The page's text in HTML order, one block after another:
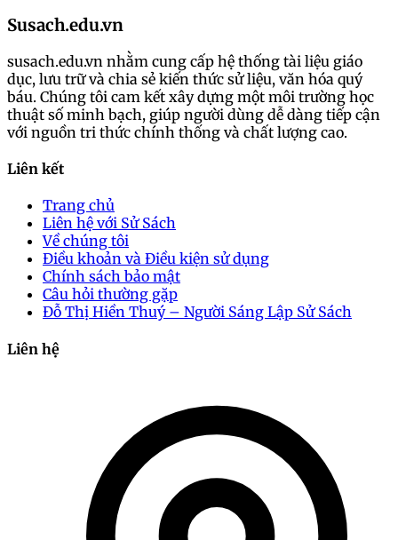
Susach.edu.vn
susach.edu.vn nhằm cung cấp hệ thống tài liệu giáo
dục, lưu trữ và chia sẻ kiến thức sử liệu, văn hóa quý
báu. Chúng tôi cam kết xây dựng một môi trường học
thuật số minh bạch, giúp người dùng dễ dàng tiếp cận
với nguồn tri thức chính thống và chất lượng cao.
Liên kết
Trang chủ
Liên hệ với Sử Sách
Về chúng tôi
Điều khoản và Điều kiện sử dụng
Chính sách bảo mật
Câu hỏi thường gặp
Đỗ Thị Hiền Thuý – Người Sáng Lập Sử Sách
Liên hệ